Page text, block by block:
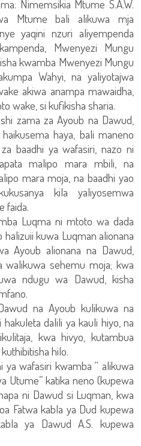
Nimemsikia Mtume S.A.W.
Mtume bali alikuwa mja
yaqini nzuri aliyempenda
Mwenyezi Mungu
kwamba Mwenyezi Mungu
Wahyi, na yaliyotajwa
akiwa anampa mawaidha,
wake, si kufikisha sharia.
zama za Ayoub na Dawud,
haya, bali maneno
baadhi ya wafasiri, nazo ni
malipo mara mbili, na
mara moja, na baadhi yao
kila yaliyosemwa
faida.
Luqma ni mtoto wa dada
kuwa Luqman alionana
Ayoub alionana na Dawud,
walikuwa sehemu moja; kwa
ndugu wa Dawud, kisha
na Ayoub kulikuwa na
dalili ya kauli hiyo, na
kwa hivyo, kutambua
hilo.
ya wafasiri kwamba “ alikuwa
Utume” katika neno (kupewa
ni Dawud si Luqman, kwa
Fatwa kabla ya Dud kupewa
ya Dawud A.S. kupewa